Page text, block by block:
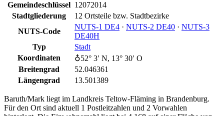
Gemeindeschlüssel 12072014
Stadtgliederung
12 Ortsteile bzw. Stadtbezirke
NUTS-Code
NUTS‑1 DE4 · NUTS‑2 DE40 · NUTS‑3
DE40H
Typ
Stadt
Koordinaten
♁52° 3′ N, 13° 30′ O
Breitengrad
52.046361
Längengrad
13.501389
Baruth/Mark liegt im Landkreis Teltow-Fläming in Brandenburg.
Für den Ort sind aktuell 1 Postleitzahlen und 2 Vorwahlen